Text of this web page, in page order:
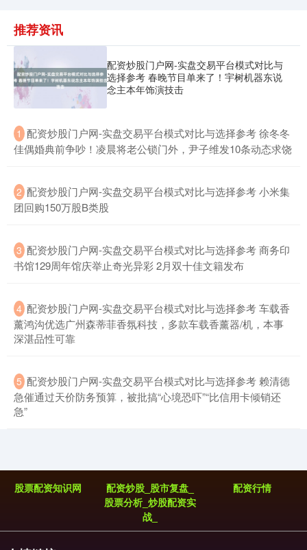
期指IC0 7877.80 +164.40 +2.13%
深证成指 14311.01 +200.89 +1.42%
4694.44
推荐资讯
配资炒股门户网-实盘交易平台模式对比与
选择参考 春晚节目单来了！宇树机器东说
念主本年饰演技击
1 ​配资炒股门户网-实盘交易平台模式对比与选择参考 徐冬冬
佳偶婚典前争吵！凌晨将老公锁门外，尹子维发10条动态求饶
2 ​配资炒股门户网-实盘交易平台模式对比与选择参考 小米集
团回购150万股B类股
3 ​配资炒股门户网-实盘交易平台模式对比与选择参考 商务印
书馆129周年馆庆举止奇光异彩 2月双十佳文籍发布
4 ​配资炒股门户网-实盘交易平台模式对比与选择参考 车载香
薰鸿沟优选广州森蒂菲香氛科技，多款车载香薰器/机，本事
深湛品性可靠
5 ​配资炒股门户网-实盘交易平台模式对比与选择参考 赖清德
急催通过天价防务预算，被批搞“心境恐吓”“比信用卡倾销还
急”
股票配资知识网
配资炒股_股市复盘_
股票分析_炒股配资实
战_
配资行情